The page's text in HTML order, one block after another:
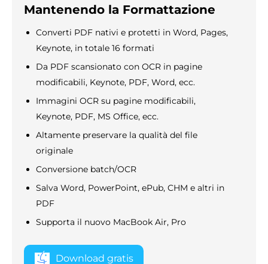
Mantenendo la Formattazione
Converti PDF nativi e protetti in Word, Pages,
Keynote, in totale 16 formati
Da PDF scansionato con OCR in pagine
modificabili, Keynote, PDF, Word, ecc.
Immagini OCR su pagine modificabili,
Keynote, PDF, MS Office, ecc.
Altamente preservare la qualità del file
originale
Conversione batch/OCR
Salva Word, PowerPoint, ePub, CHM e altri in
PDF
Supporta il nuovo MacBook Air, Pro
Download gratis